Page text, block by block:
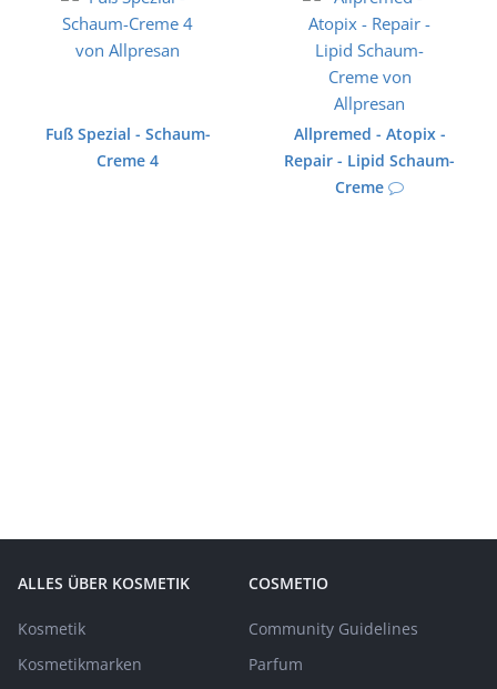
Fuß Spezial - Schaum-
Creme 4
Allpremed - Atopix -
Repair - Lipid Schaum-
Creme
ALLES ÜBER KOSMETIK
Kosmetik
Kosmetikmarken
COSMETIO
Community Guidelines
Parfum